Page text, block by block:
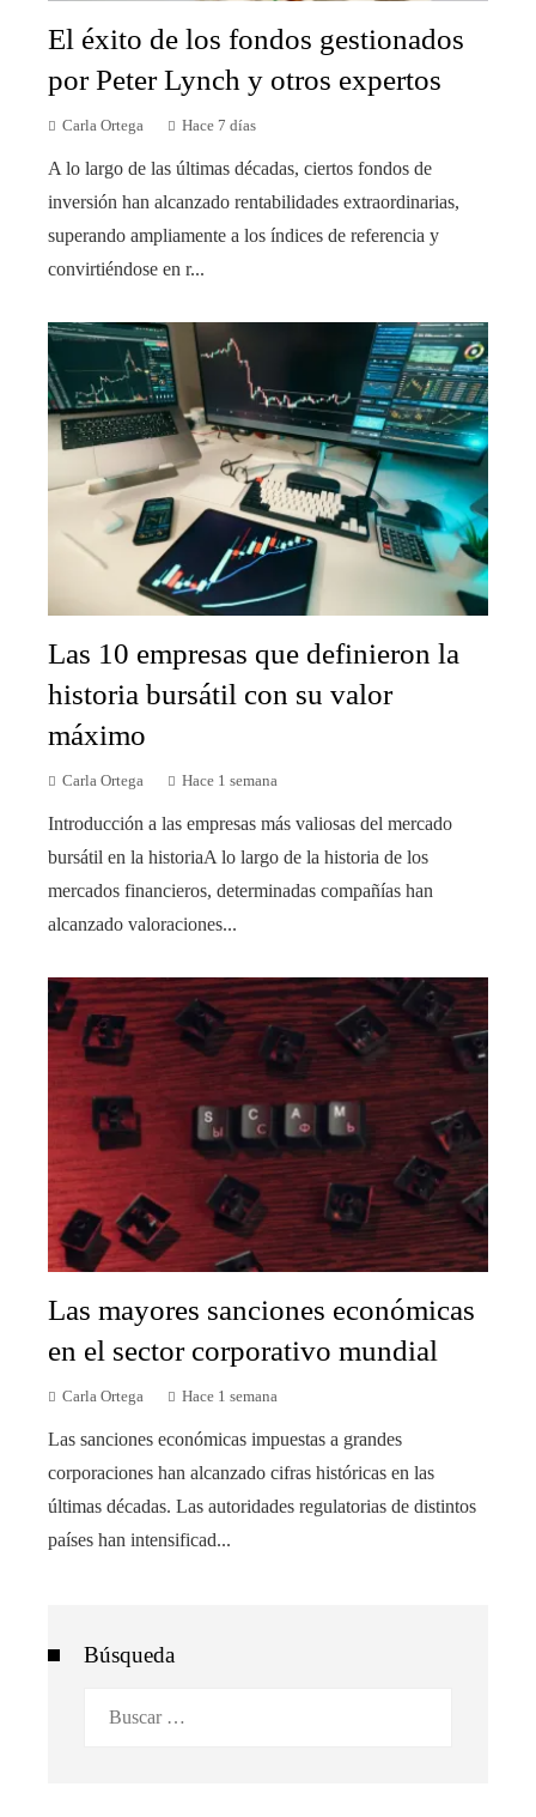
El éxito de los fondos gestionados
por Peter Lynch y otros expertos
Carla Ortega Hace 7 días
A lo largo de las últimas décadas, ciertos fondos de
inversión han alcanzado rentabilidades extraordinarias,
superando ampliamente a los índices de referencia y
convirtiéndose en r...
Las 10 empresas que definieron la
historia bursátil con su valor
máximo
Carla Ortega Hace 1 semana
Introducción a las empresas más valiosas del mercado
bursátil en la historiaA lo largo de la historia de los
mercados financieros, determinadas compañías han
alcanzado valoraciones...
Las mayores sanciones económicas
en el sector corporativo mundial
Carla Ortega Hace 1 semana
Las sanciones económicas impuestas a grandes
corporaciones han alcanzado cifras históricas en las
últimas décadas. Las autoridades regulatorias de distintos
países han intensificad...
Búsqueda